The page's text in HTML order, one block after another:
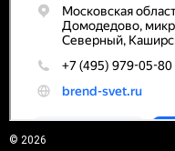
© 2026